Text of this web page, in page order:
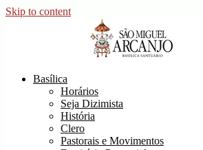
Skip to content
Basílica de São Miguel Arcanjo
Site Oficial da Basílica de São Miguel Arcanjo
Basílica
Horários
Seja Dizimista
História
Clero
Pastorais e Movimentos